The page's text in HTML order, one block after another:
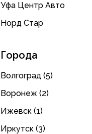
Уфа Центр Авто
Норд Стар
Города
Волгоград (5)
Воронеж (2)
Ижевск (1)
Иркутск (3)